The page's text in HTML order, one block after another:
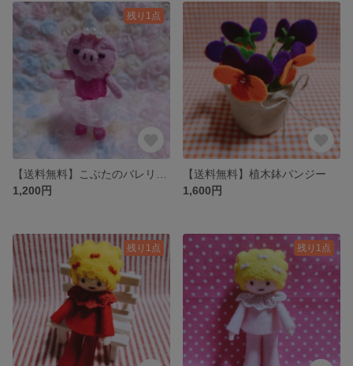
残り1点
1,200円
【送料無料】植木鉢パンジー
1,600円
残り1点 残り1点